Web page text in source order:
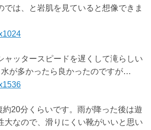
では、と岩肌を見ていると想像できま
ャッタースピードを遅くして滝らしい
が多かったら良かったのですが…
20分くらいです。雨が降った後は遊
大なので、滑りにくい靴がいいと思い